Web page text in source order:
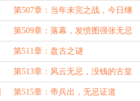
空归来
第507章：当年未完之战，今日继
续
第509章：落幕，发愤图强张无忌
第511章：盘古之谜
第513章：风云无忌，没钱的古皇
们
第515章：帝兵出，无忌证道